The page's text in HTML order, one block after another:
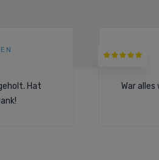
Hat
War